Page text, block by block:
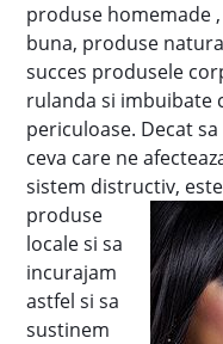
produse homemade
buna, produse
succes produsele
rulanda si imbuibate
periculoase. Decat
ceva care ne
sistem distructiv,
produse
locale si sa
incurajam
astfel si sa
sustinem